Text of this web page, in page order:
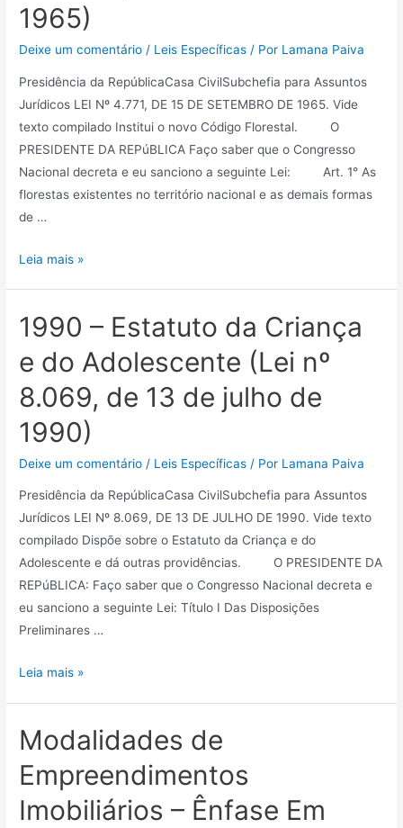
1965)
Deixe um comentário / Leis Específicas / Por Lamana Paiva
Presidência da RepúblicaCasa CivilSubchefia para Assuntos
Jurídicos LEI Nº 4.771, DE 15 DE SETEMBRO DE 1965. Vide
texto compilado Institui o novo Código Florestal. O
PRESIDENTE DA REPúBLICA Faço saber que o Congresso
Nacional decreta e eu sanciono a seguinte Lei: Art. 1° As
florestas existentes no território nacional e as demais formas
de …
Leia mais »
1990 – Estatuto da Criança
e do Adolescente (Lei nº
8.069, de 13 de julho de
1990)
Deixe um comentário / Leis Específicas / Por Lamana Paiva
Presidência da RepúblicaCasa CivilSubchefia para Assuntos
Jurídicos LEI Nº 8.069, DE 13 DE JULHO DE 1990. Vide texto
compilado Dispõe sobre o Estatuto da Criança e do
Adolescente e dá outras providências. O PRESIDENTE DA
REPúBLICA: Faço saber que o Congresso Nacional decreta e
eu sanciono a seguinte Lei: Título I Das Disposições
Preliminares …
Leia mais »
Modalidades de
Empreendimentos
Imobiliários – Ênfase Em